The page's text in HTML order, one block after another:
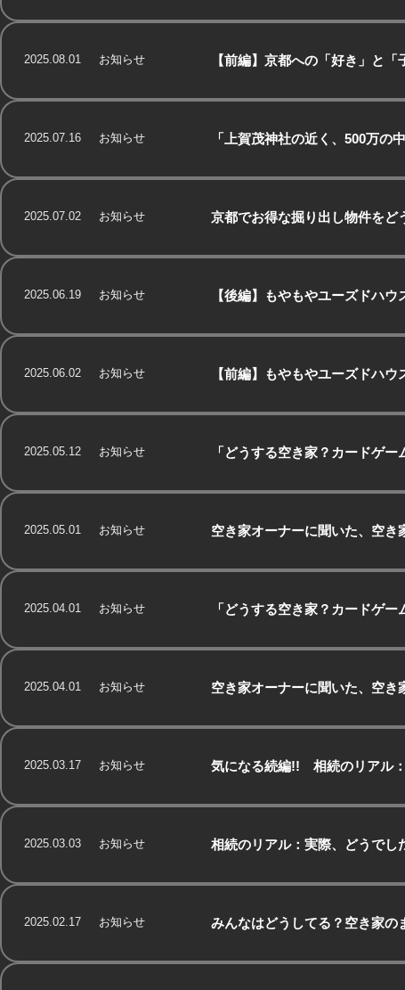
【前編】京都への「好き」と
2025.08.01 お知らせ
「上賀茂神社の近く、500万の
2025.07.16 お知らせ
京都でお得な掘り出し物件を
2025.07.02 お知らせ
【後編】もやもやユーズドハ
2025.06.19 お知らせ
【前編】もやもやユーズドハ
2025.06.02 お知らせ
「どうする空き家？カードゲー
2025.05.12 お知らせ
空き家オーナーに聞いた、空
2025.05.01 お知らせ
「どうする空き家？カードゲ
2025.04.01 お知らせ
空き家オーナーに聞いた、空
2025.04.01 お知らせ
気になる続編!! 相続のリアル：
2025.03.17 お知らせ
相続のリアル：実際、どうでし
2025.03.03 お知らせ
みんなはどうしてる？空き家の
2025.02.17 お知らせ